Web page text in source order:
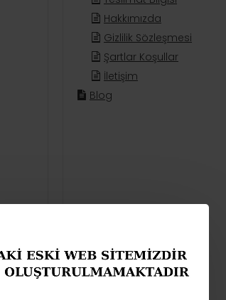
Hakkımızda
Gizlilik Sözleşmesi
Şartlar Koşullar
İletişim
Blog